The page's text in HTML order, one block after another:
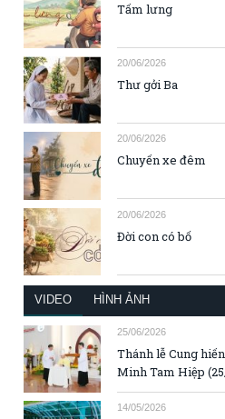
Tấm lưng
20/06/2026
Thư gởi Ba
20/06/2026
Chuyến xe đêm
20/06/2026
Đời con có bố
VIDEO HÌNH ẢNH
25/06/2026
Thánh lễ Cung
Minh Tam Hiệp
14/05/2026